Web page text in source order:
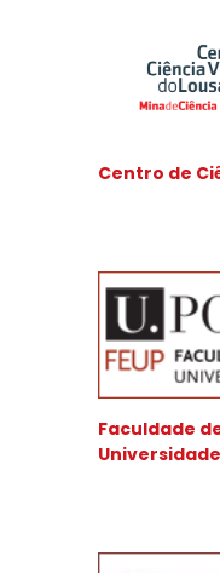
Centro de
Faculdade